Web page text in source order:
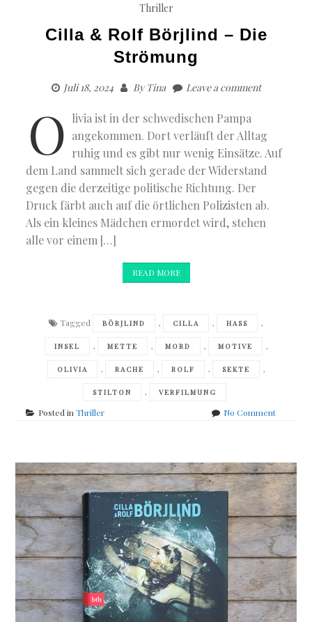
Thriller
Cilla & Rolf Börjlind – Die
Strömung
Juli 18, 2024 ByTina Leave a comment
O livia ist in der schwedischen Pampa
angekommen. Dort verläuft der Alltag
ruhig und es gibt nur wenig Einsätze. Auf
dem Land sammelt sich gerade der Widerstand
gegen die derzeitige politische Richtung. Der
Druck färbt auch auf die örtlichen Polizisten ab.
Als ein kleines Mädchen ermordet wird, stehen
alle vor einem […]
READ MORE
Tagged BÖRJLIND , CILLA , HASS ,
INSEL , METTE , MORD , MOTIVE ,
OLIVIA , RACHE , ROLF , SEKTE ,
STILTON , VERFILMUNG
Posted inThriller No Commenton
Börjlind
–
Die